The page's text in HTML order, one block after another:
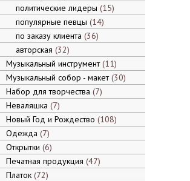
политические лидеры 15
популярные певцы 14
по заказу клиента 36
авторская 32
Музыкальный инструмент 11
Музыкальный собор - макет 30
Набор для творчества 7
Неваляшка 7
Новый Год и Рождество 108
Одежда 7
Открытки 6
Печатная продукция 47
Платок 72